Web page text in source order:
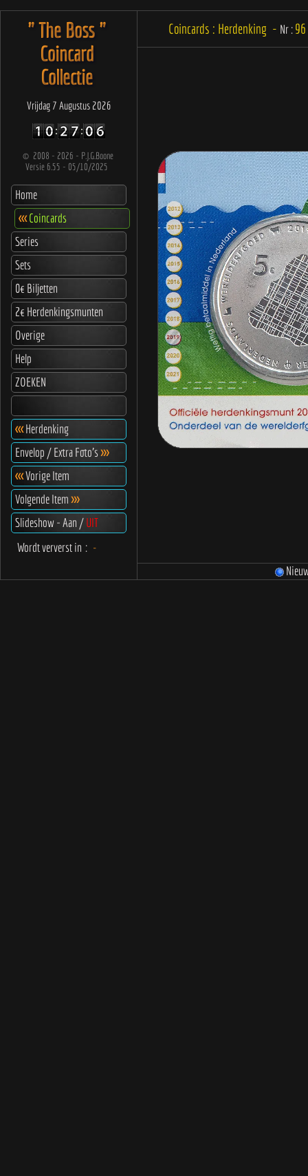
" The Boss "
Coincard
Collectie
Vrijdag 7 Augustus 2026
© 2008 - 2026 - P.J.G.Boone
Versie 6.55 - 05/10/2025
Home
<<<Coincards
Series
Sets
0€ Biljetten
2€ Herdenkingsmunten
Overige
Help
ZOEKEN
<<<Herdenking
Envelop / Extra Foto's>>>
<<<Vorige Item
Volgende Item>>>
Slideshow - Aan /UIT
Wordt ververst in : -
Coincards : Herdenking - Nr :96